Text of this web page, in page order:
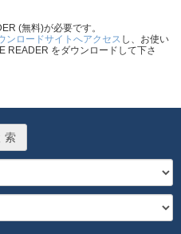
(無料)が必要です。
ンロードサイトへアクセス し、お使い
READER をダウンロードして下さ